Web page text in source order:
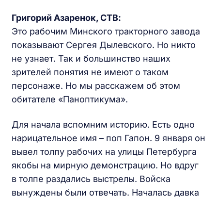
Григорий Азаренок,СТВ:
Это рабочим Минского тракторного завода
показывают Сергея Дылевского. Но никто
не узнает. Так и большинство наших
зрителей понятия не имеют о таком
персонаже. Но мы расскажем об этом
обитателе «Паноптикума».
Для начала вспомним историю. Есть одно
нарицательное имя – поп Гапон. 9 января он
вывел толпу рабочих на улицы Петербурга
якобы на мирную демонстрацию. Но вдруг
в толпе раздались выстрелы. Войска
вынуждены были отвечать. Началась давка